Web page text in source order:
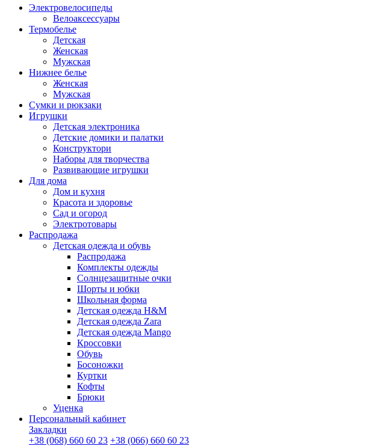
Электровелосипеды
Велоаксессуары
Термобелье
Детская
Женская
Мужская
Нижнее белье
Женская
Мужская
Сумки и рюкзаки
Игрушки
Детская электроника
Детские домики и палатки
Конструктори
Наборы для творчества
Развивающие игрушки
Для дома
Дом и кухня
Красота и здоровье
Сад и огород
Электротовары
Распродажа
Детская одежда и обувь
Распродажа
Комплекты одежды
Солнцезащитные очки
Шорты и юбки
Школьная форма
Детская одежда H&M
Детская одежда Zara
Детская одежда Mango
Кроссовки
Обувь
Босоножки
Куртки
Кофты
Брюки
Уценка
Персональный кабинет
Закладки
+38 (068) 660 60 23 +38 (066) 660 60 23